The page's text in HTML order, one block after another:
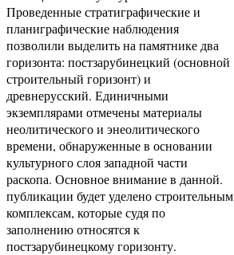
Проведенные стратиграфические и
планиграфические наблюдения
позволили выделить на памятнике два
горизонта: постзарубинецкий (основной
строительный горизонт) и
древнерусский. Единичными
экземплярами отмечены материалы
неолитического и энеолитического
времени, обнаруженные в основании
культурного слоя западной части
раскопа. Основное внимание в данной.
публикации будет уделено строительным
комплексам, которые судя по
заполнению относятся к
постзарубинецкому горизонту.